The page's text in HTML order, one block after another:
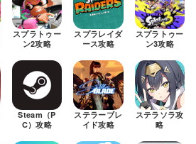
スプラトゥー
ン2攻略
スプラレイダ
ース攻略
スプラトゥー
ン3攻略
Steam（P
C）攻略
ステラーブレ
イド攻略
ステラソラ攻
略